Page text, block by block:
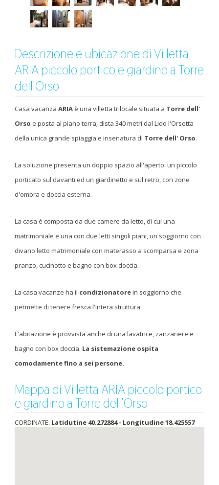
Descrizione e ubicazione di Villetta
ARIA piccolo portico e giardino a Torre
dell'Orso
Casa vacanza ARIA è una villetta trilocale situata a Torre dell'
Orso e posta al piano terra; dista 340 metri dal Lido l'Orsetta
della unica grande spiaggia e insenatura di Torre dell' Orso.
La soluzione presenta un doppio spazio all'aperto: un piccolo
porticato sul davanti ed un giardinetto e sul retro, con zone
d'ombra e doccia esterna.
La casa è composta da due camere da letto, di cui una
matrimoniale e una con due letti singoli piani, un soggiorno con
divano letto matrimoniale con materasso a scomparsa e zona
pranzo, cucinotto e bagno con box doccia.
La casa vacanze ha il condizionatorein soggiorno che
permette di tenere fresca l'intera struttura.
L'abitazione è provvista anche di una lavatrice, zanzariere e
bagno con box doccia. La sistemazione ospita
comodamente fino a sei persone.
Mappa di Villetta ARIA piccolo portico
e giardino a Torre dell'Orso
CORDINATE: Latidutine 40.272884 - Longitudine 18.425557